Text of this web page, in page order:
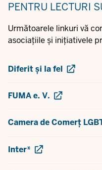
PENTRU LECTURI
Următoarele linkuri vă
asociațiile și inițiativele
Diferit și la fel
FUMA e. V.
Camera de Comerț
Inter*